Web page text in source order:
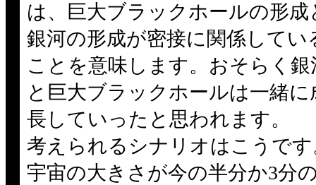
は、巨大ブラックホールの形成
銀河の形成が密接に関係してい
ことを意味します。おそらく銀
と巨大ブラックホールは一緒に
長していったと思われます。
考えられるシナリオはこうで
宇宙の大きさが今の半分か3分